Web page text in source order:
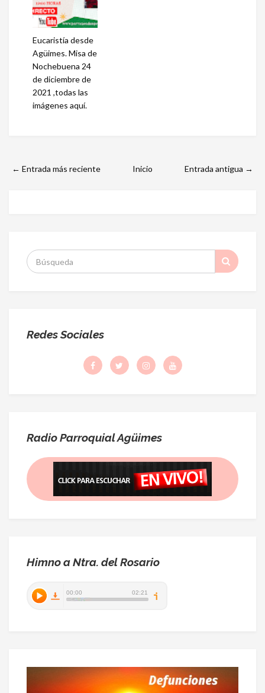
Eucaristía desde
Agüimes. Misa de
Nochebuena 24
de diciembre de
2021 ,todas las
imágenes aquí.
← Entrada más reciente Entrada antigua →
Inicio
S
:
Redes Sociales
Radio Parroquial Agüimes
Himno a Ntra. del Rosario